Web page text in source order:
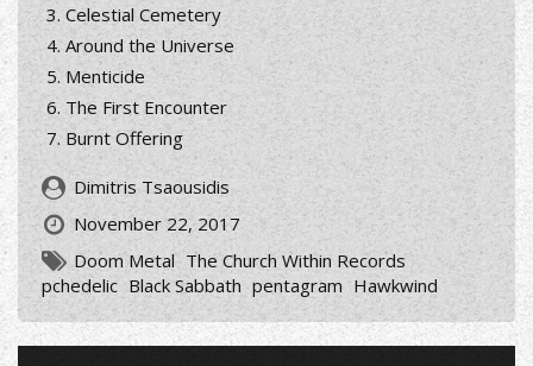
Celestial Cemetery
Around the Universe
Menticide
The First Encounter
Burnt Offering
Dimitris Tsaousidis
November 22, 2017
Doom Metal The Church Within Records
pchedelic Black Sabbath pentagram Hawkwind